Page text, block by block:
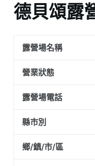
德貝頌露
露營場名稱
營業狀態
露營場電話
縣市別
鄉/鎮/市/區